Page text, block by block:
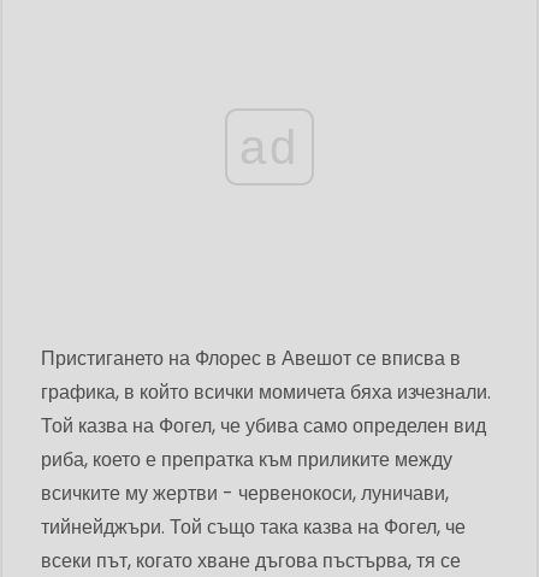
ad
Пристигането на Флорес в Авешот се вписва в
графика, в който всички момичета бяха изчезнали.
Той казва на Фогел, че убива само определен вид
риба, което е препратка към приликите между
всичките му жертви - червенокоси, луничави,
тийнейджъри. Той също така казва на Фогел, че
всеки път, когато хване дъгова пъстърва, тя се